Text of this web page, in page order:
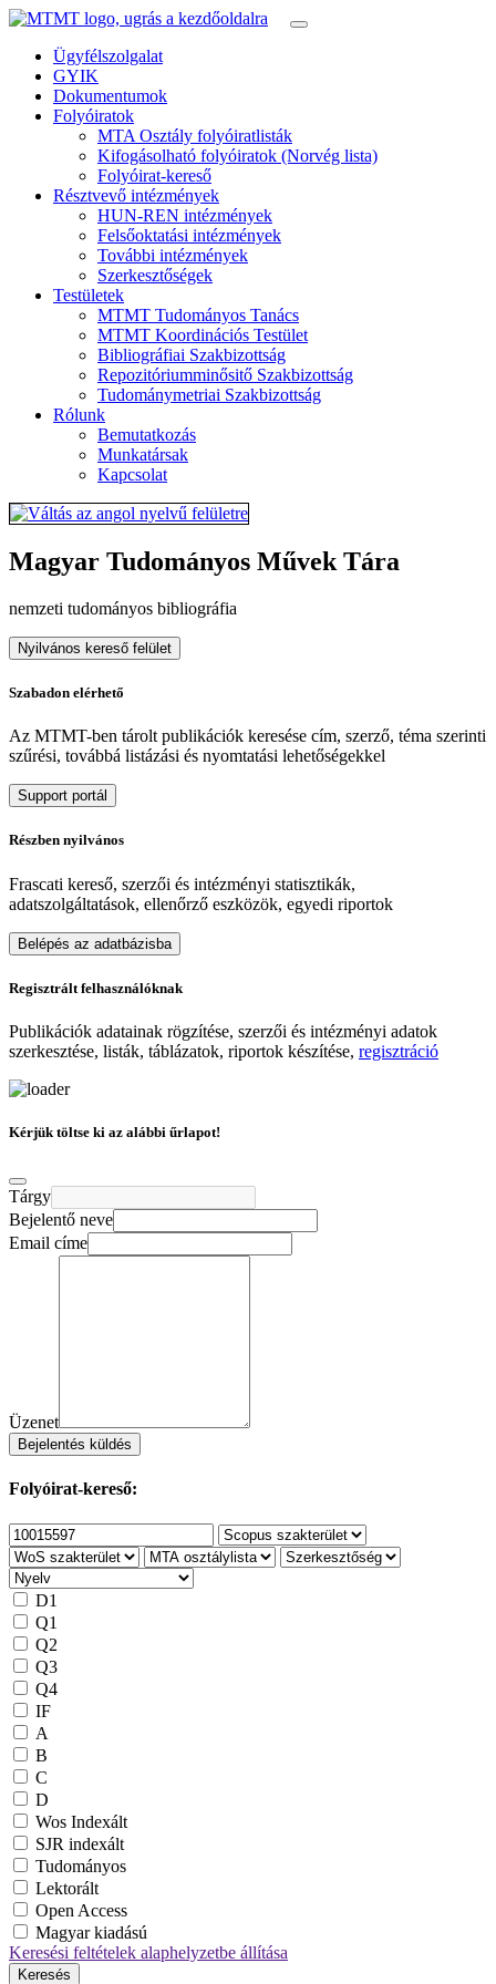
Ügyfélszolgalat
GYIK
Dokumentumok
Folyóiratok
MTA Osztály folyóiratlisták
Kifogásolható folyóiratok (Norvég lista)
Folyóirat-kereső
Résztvevő intézmények
HUN-REN intézmények
Felsőoktatási intézmények
További intézmények
Szerkesztőségek
Testületek
MTMT Tudományos Tanács
MTMT Koordinációs Testület
Bibliográfiai Szakbizottság
Repozitóriumminősitő Szakbizottság
Tudománymetriai Szakbizottság
Rólunk
Bemutatkozás
Munkatársak
Kapcsolat
Magyar Tudományos Művek Tára
nemzeti tudományos bibliográfia
Nyilvános kereső felület
Szabadon elérhető
Az MTMT-ben tárolt publikációk keresése cím, szerző, téma szerinti
szűrési, továbbá listázási és nyomtatási lehetőségekkel
Support portál
Részben nyilvános
Frascati kereső, szerzői és intézményi statisztikák,
adatszolgáltatások, ellenőrző eszközök, egyedi riportok
Belépés az adatbázisba
Regisztrált felhasználóknak
Publikációk adatainak rögzítése, szerzői és intézményi adatok
szerkesztése, listák, táblázatok, riportok készítése, regisztráció
Kérjük töltse ki az alábbi űrlapot!
Tárgy
Bejelentő neve
Email címe
Üzenet
Bejelentés küldés
Folyóirat-kereső:
D1
Q1
Q2
Q3
Q4
IF
A
B
C
D
Wos Indexált
SJR indexált
Tudományos
Lektorált
Open Access
Magyar kiadású
Keresési feltételek alaphelyzetbe állítása
Keresés